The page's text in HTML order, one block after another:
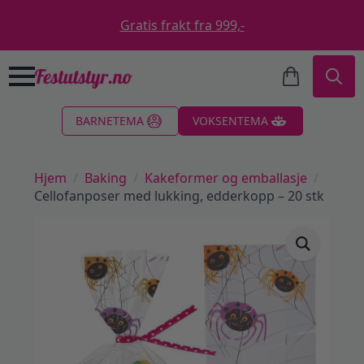
Gratis frakt fra 999,-
BARNETEMA VOKSENTEMA
Hjem Baking
Kakeformer og emballasje
Cellofanposer med lukking, edderkopp – 20 stk